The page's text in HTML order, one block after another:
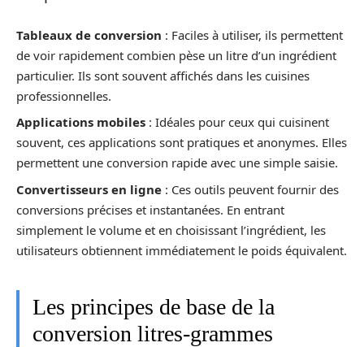
Tableaux de conversion : Faciles à utiliser, ils permettent
de voir rapidement combien pèse un litre d’un ingrédient
particulier. Ils sont souvent affichés dans les cuisines
professionnelles.
Applications mobiles : Idéales pour ceux qui cuisinent
souvent, ces applications sont pratiques et anonymes. Elles
permettent une conversion rapide avec une simple saisie.
Convertisseurs en ligne : Ces outils peuvent fournir des
conversions précises et instantanées. En entrant
simplement le volume et en choisissant l’ingrédient, les
utilisateurs obtiennent immédiatement le poids équivalent.
Les principes de base de la
conversion litres-grammes